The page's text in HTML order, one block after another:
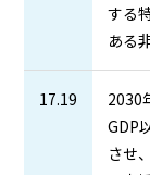
する
ある
17.19
2030
GDP
させ